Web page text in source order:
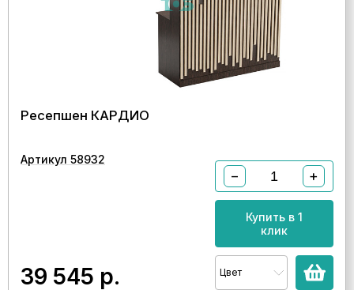
Ресепшен КАРДИО
Артикул 58932
39 545 р.
− +
Купить в 1
клик
Цвет